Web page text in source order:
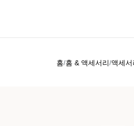
홈 홈 & 액세서리 액세서